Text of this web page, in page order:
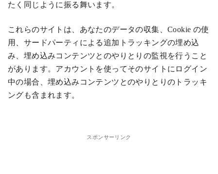
たく同じように振る舞います。
これらのサイトは、あなたのデータの収集、Cookie の使
用、サードパーティによる追加トラッキングの埋め込
み、埋め込みコンテンツとのやりとりの監視を行うこと
があります。アカウントを使ってそのサイトにログイン
中の場合、埋め込みコンテンツとのやりとりのトラッキ
ングも含まれます。
スポンサーリンク